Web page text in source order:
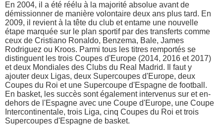
En 2004, il a été réélu à la majorité absolue avant de
démissionner de manière volontaire deux ans plus tard. En
2009, il revient à la tête du club et entame une nouvelle
étape marquée sur le plan sportif par des transferts comme
ceux de Cristiano Ronaldo, Benzema, Bale, James
Rodriguez ou Kroos. Parmi tous les titres remportés se
distinguent les trois Coupes d'Europe (2014, 2016 et 2017)
et deux Mondiales des Clubs du Real Madrid. Il faut y
ajouter deux Ligas, deux Supercoupes d'Europe, deux
Coupes du Roi et une Supercoupe d'Espagne de football.
En basket, les succès sont également intervenus sur et en-
dehors de l'Espagne avec une Coupe d'Europe, une Coupe
Intercontinentale, trois Liga, cinq Coupes du Roi et trois
Supercoupes d'Espagne de basket.